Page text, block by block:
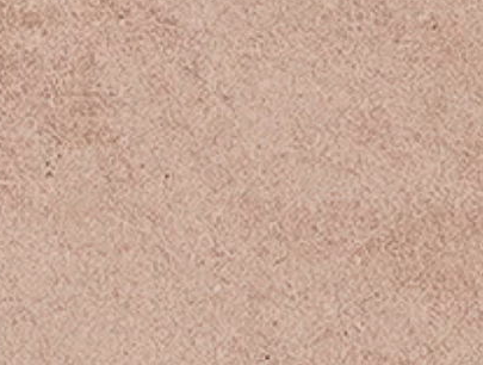
Powered by
InnoTech Apps